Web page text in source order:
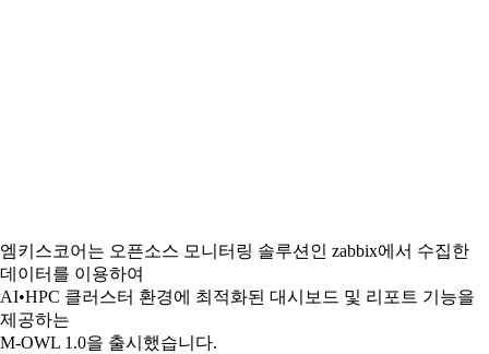
엠키스코어는 오픈소스 모니터링 솔루션인 zabbix에서 수집한
데이터를 이용하여
AI•HPC 클러스터 환경에 최적화된 대시보드 및 리포트 기능을
제공하는
M-OWL 1.0을 출시했습니다.